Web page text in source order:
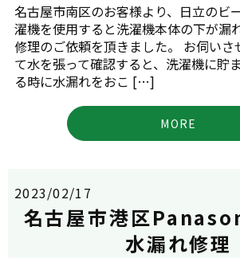
名古屋市南区のお客様より、日立のビ
濯機を使用すると洗濯機本体の下が漏
修理のご依頼を頂きました。 お伺いさ
て水を張って確認すると、洗濯機に貯
る時に水漏れをおこ […]
MORE
2023/02/17
名古屋市港区
水漏れ修理